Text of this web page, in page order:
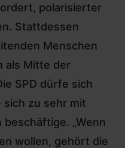
polarisierter
Stattdessen
Menschen
als Mitte der
SPD dürfe sich
sich zu sehr mit
„Wenn
wollen, gehört die